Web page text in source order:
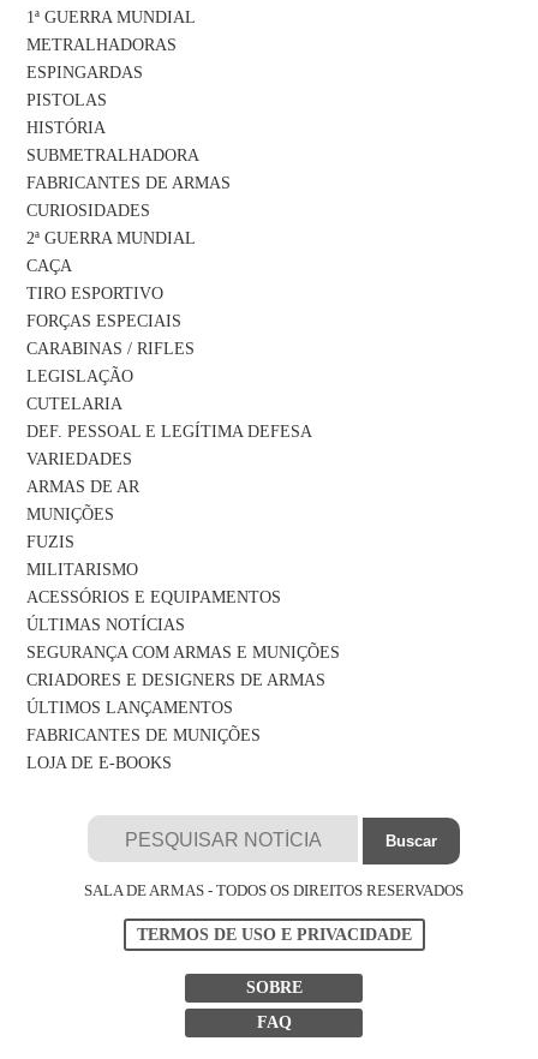
1ª GUERRA MUNDIAL
METRALHADORAS
ESPINGARDAS
PISTOLAS
HISTÓRIA
SUBMETRALHADORA
FABRICANTES DE ARMAS
CURIOSIDADES
2ª GUERRA MUNDIAL
CAÇA
TIRO ESPORTIVO
FORÇAS ESPECIAIS
CARABINAS / RIFLES
LEGISLAÇÃO
CUTELARIA
DEF. PESSOAL E LEGÍTIMA DEFESA
VARIEDADES
ARMAS DE AR
MUNIÇÕES
FUZIS
MILITARISMO
ACESSÓRIOS E EQUIPAMENTOS
ÚLTIMAS NOTÍCIAS
SEGURANÇA COM ARMAS E MUNIÇÕES
CRIADORES E DESIGNERS DE ARMAS
ÚLTIMOS LANÇAMENTOS
FABRICANTES DE MUNIÇÕES
LOJA DE E-BOOKS
SALA DE ARMAS - TODOS OS DIREITOS RESERVADOS
TERMOS DE USO E PRIVACIDADE
SOBRE
FAQ